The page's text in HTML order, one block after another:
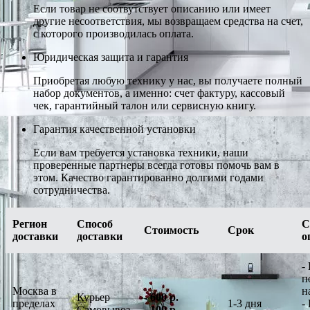
Если товар не соотвутствует описанию или имеет
другие несоответствия, мы возвращаем средства на счет,
с которого производилась оплата.
Юридическая защита и гарантия
Приобретая любую технику у нас, вы получаете полный
набор документов, а именно: счет фактуру, кассовый
чек, гарантийный талон или сервисную книгу.
Гарантия качественной установки
Если вам требуется установка техники, наши
проверенные партнеры всегда готовы помочь вам в
этом. Качество гарантированно долгими годами
сотрудничества.
Регион
доставки
Способ
доставки
Стоимость Срок
Москва в
пределах
Курьер
-600 р.
1-3 дня
-
-